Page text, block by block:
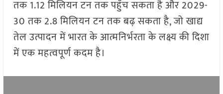
तक 1.12 मिलियन टन तक पहुँच सकता है और 2029-
30 तक 2.8 मिलियन टन तक बढ़ सकता है, जो खाद्य
तेल उत्पादन में भारत के आत्मनिर्भरता के लक्ष्य की दिशा
में एक महत्वपूर्ण कदम है।